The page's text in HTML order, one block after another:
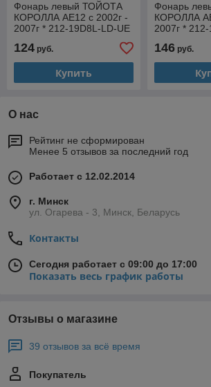
Фонарь левый ТОЙОТА
КОРОЛЛА АE12 с 2002г -
2007г * 212-19D8L-LD-UE
124 руб.
Купить
Фонарь
КОРОЛЛА
2007г *
146руб.
О нас
Рейтинг не сформирован
Менее 5 отзывов за последний год
Работает с 12.02.2014
г. Минск
ул. Огарева - 3, Минск, Беларусь
Контакты
Сегодня работает с 09:00 до 17:00
Показать весь график работы
Отзывы о магазине
39 отзывов за всё время
Покупатель